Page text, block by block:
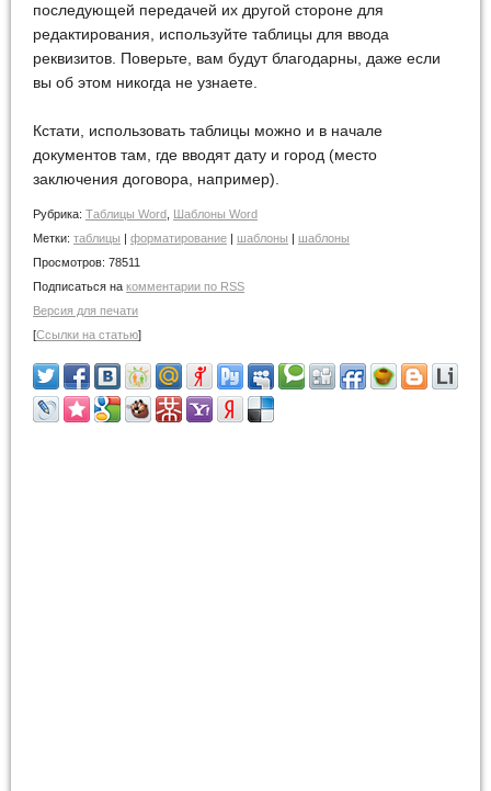
последующей передачей их другой стороне для
редактирования, используйте таблицы для ввода
реквизитов. Поверьте, вам будут благодарны, даже если
вы об этом никогда не узнаете.
Кстати, использовать таблицы можно и в начале
документов там, где вводят дату и город (место
заключения договора, например).
Рубрика: Таблицы Word Шаблоны Word
Метки: таблицы | форматирование | шаблоны | шаблоны
Просмотров: 78511
Подписаться на комментарии по RSS
Версия для печати
[Ссылки на статью]